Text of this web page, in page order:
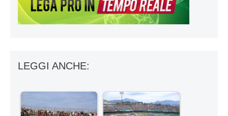
LEGGI ANCHE: